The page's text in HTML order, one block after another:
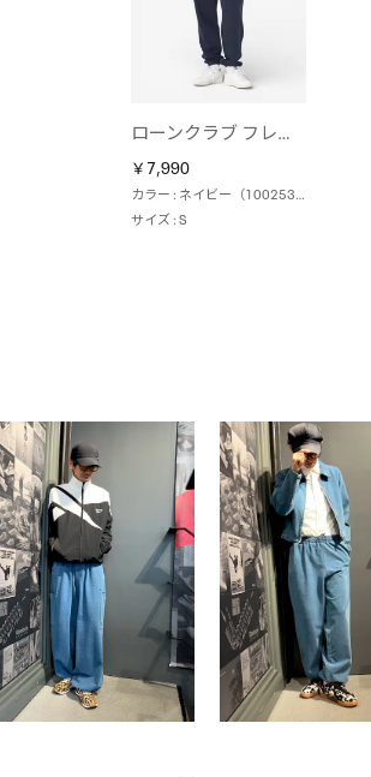
ローンクラブ フレンチテリー ジョガーパンツ / LAWN CLUB FRENCH TERRY JOGGER （ネイビー）
￥7,990
カラー : ネイビー（100253170）
サイズ : S